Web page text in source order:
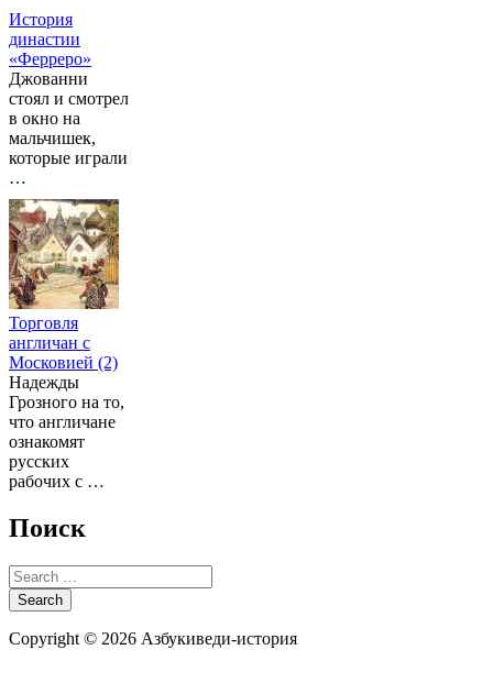
История
династии
«Ферреро»
Джованни
стоял и смотрел
в окно на
мальчишек,
которые играли
…
Торговля
англичан с
Московией (2)
Надежды
Грозного на то,
что англичане
ознакомят
русских
рабочих с …
Поиск
Search
for:
Copyright © 2026 Азбукиведи-история